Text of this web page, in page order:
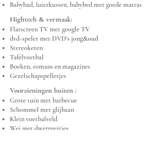
Babybad, luierkussen, babybed met goede matras
Hightech & vermaak:
Flatscreen TV met google TV
dvd-speler met DVD's jong&oud
Stereoketen
Tafelvoetbal
Boeken, romans en magazines
Gezelschapspelletjes
Voorzieningen buiten :
Grote tuin met barbecue
Schommel met glijbaan
Klein voetbalveld
Wei met dwerggeitjes